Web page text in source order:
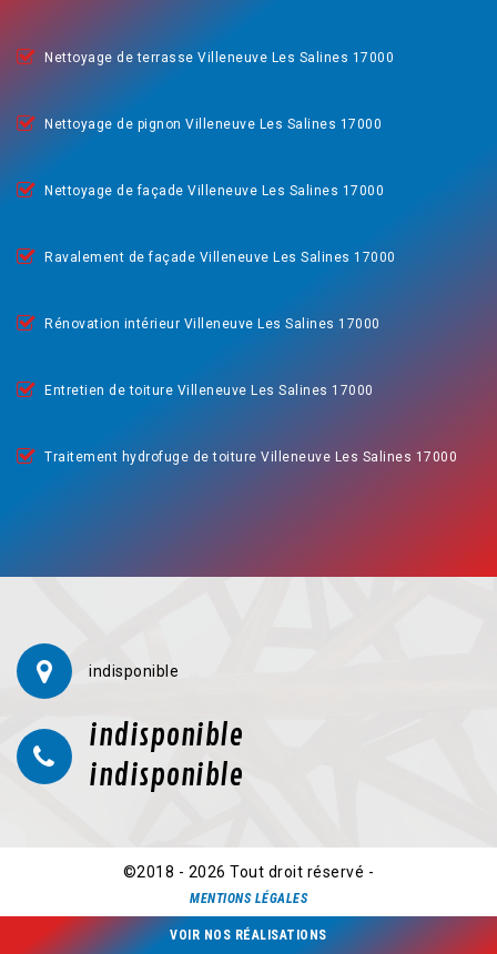
Nettoyage de terrasse Villeneuve Les Salines 17000
Nettoyage de pignon Villeneuve Les Salines 17000
Nettoyage de façade Villeneuve Les Salines 17000
Ravalement de façade Villeneuve Les Salines 17000
Rénovation intérieur Villeneuve Les Salines 17000
Entretien de toiture Villeneuve Les Salines 17000
Traitement hydrofuge de toiture Villeneuve Les Salines 17000
indisponible
indisponible
indisponible
©2018 - 2026 Tout droit réservé -
MENTIONS LÉGALES
VOIR NOS RÉALISATIONS